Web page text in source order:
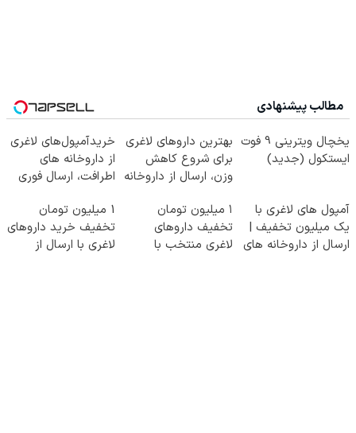
مطالب پیشنهادی
یخچال ویترینی 9 فوت
ایستکول (جدید)
بهترین داروهای لاغری
برای شروع کاهش
وزن، ارسال از داروخانه
خریدآمپول‌های لاغری
از داروخانه های
اطرافت، ارسال فوری
آمپول های لاغری با
یک میلیون تخفیف |
ارسال از داروخانه های
۱ میلیون تومان
تخفیف داروهای
لاغری منتخب با
1 میلیون تومان
تخفیف خرید داروهای
لاغری با ارسال از